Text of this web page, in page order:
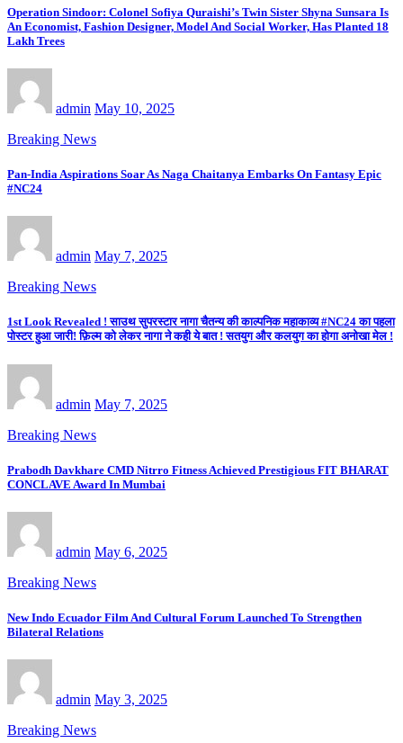
Operation Sindoor: Colonel Sofiya Quraishi’s Twin Sister Shyna Sunsara Is
An Economist, Fashion Designer, Model And Social Worker, Has Planted 18
Lakh Trees
admin May 10, 2025
Breaking News
Pan-India Aspirations Soar As Naga Chaitanya Embarks On Fantasy Epic
#NC24
admin May 7, 2025
Breaking News
1st Look Revealed ! साउथ सुपरस्टार नागा चैतन्य की काल्पनिक महाकाव्य #NC24 का पहला
पोस्टर हुआ जारी! फ़िल्म को लेकर नागा ने कही ये बात ! सतयुग और कलयुग का होगा अनोखा मेल !
admin May 7, 2025
Breaking News
Prabodh Davkhare CMD Nitrro Fitness Achieved Prestigious FIT BHARAT
CONCLAVE Award In Mumbai
admin May 6, 2025
Breaking News
New Indo Ecuador Film And Cultural Forum Launched To Strengthen
Bilateral Relations
admin May 3, 2025
Breaking News